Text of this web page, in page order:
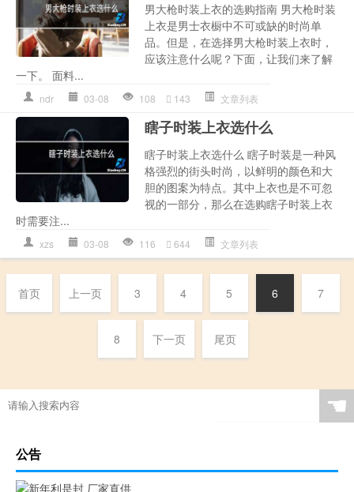
男大枪时装上衣的选购指南 男大枪时装
上衣是男士衣橱中不可或缺的时尚单
品。但是，在选择男大枪时装上衣时，
应该注意什么呢？下面，让我们来了解
一下。 面料...
ndr 03-08 108 143 文章列表
瞎子时装上衣选什么
瞎子时装上衣选什么 瞎子时装是一种风
格强烈的街头时尚，以鲜明的颜色和大
胆的图案为特点。其中上衣也是不可忽
视的一部分，那么在选购瞎子时装上衣
时需要注...
xzs 03-08 116 644 文章列表
首页 上一页 3 4 5 6 7
8 下一页 尾页
☚
公告